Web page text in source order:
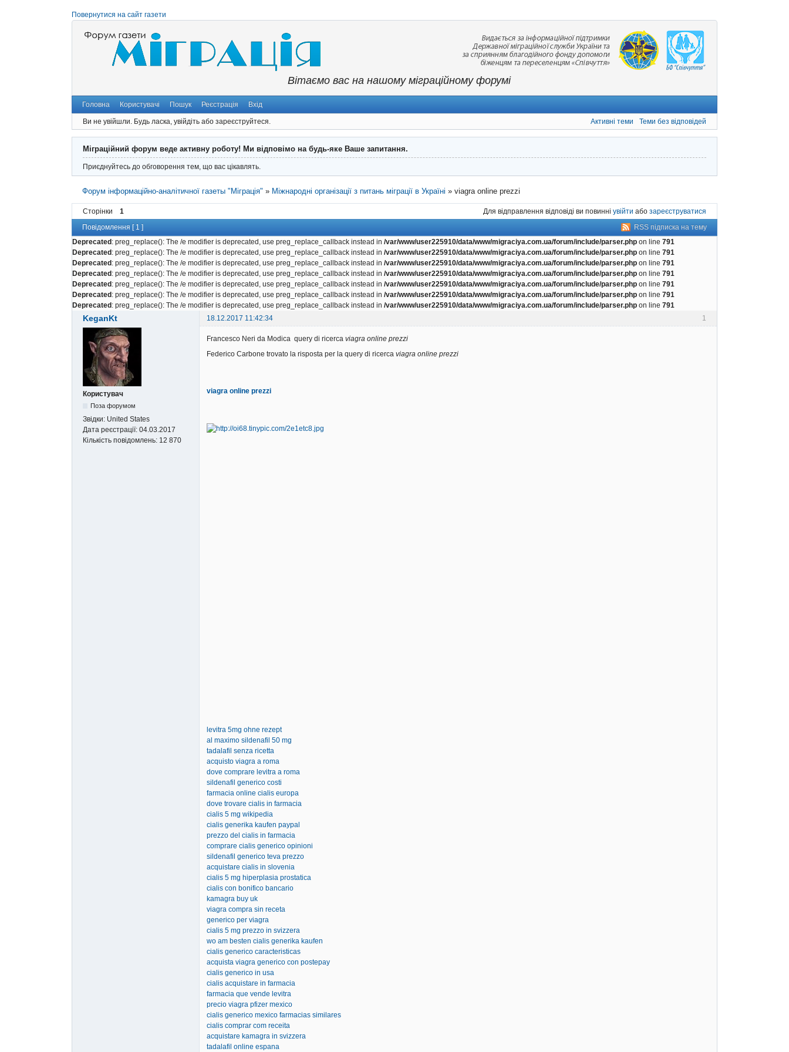
Повернутися на сайт газети
Вітаємо вас на нашому міграційному форумі
Головна Користувачі Пошук Реєстрація Вхід
Ви не увійшли. Будь ласка, увійдіть або зареєструйтеся. Активні теми Теми без відповідей
Міграційний форум веде активну роботу! Ми відповімо на будь-яке Ваше запитання.
Приєднуйтесь до обговорення тем, що вас цікавлять.
Форум інформаційно-аналітичної газеты "Міграція" » Міжнародні організації з питань міграції в Україні »viagra online prezzi
Сторінки 1 Для відправлення відповіді ви повинні увійти або зареєструватися
RSS підписка на тему
Повідомлення [ 1 ]
Deprecated: preg_replace(): The /e modifier is deprecated, use preg_replace_callback instead in /var/www/user225910/data/www/migraciya.com.ua/forum/include/parser.php on line 791
Deprecated: preg_replace(): The /e modifier is deprecated, use preg_replace_callback instead in /var/www/user225910/data/www/migraciya.com.ua/forum/include/parser.php on line 791
Deprecated: preg_replace(): The /e modifier is deprecated, use preg_replace_callback instead in /var/www/user225910/data/www/migraciya.com.ua/forum/include/parser.php on line 791
Deprecated: preg_replace(): The /e modifier is deprecated, use preg_replace_callback instead in /var/www/user225910/data/www/migraciya.com.ua/forum/include/parser.php on line 791
Deprecated: preg_replace(): The /e modifier is deprecated, use preg_replace_callback instead in /var/www/user225910/data/www/migraciya.com.ua/forum/include/parser.php on line 791
Deprecated: preg_replace(): The /e modifier is deprecated, use preg_replace_callback instead in /var/www/user225910/data/www/migraciya.com.ua/forum/include/parser.php on line 791
Deprecated: preg_replace(): The /e modifier is deprecated, use preg_replace_callback instead in /var/www/user225910/data/www/migraciya.com.ua/forum/include/parser.php on line 791
1
KeganKt 18.12.2017 11:42:34
Користувач
Поза форумом
Звідки: United States
Дата реєстрації: 04.03.2017
Кількість повідомлень: 12 870
Francesco Neri da Modica query di ricerca viagra online prezzi
Federico Carbone trovato la risposta per la query di ricerca viagra online prezzi
viagra online prezzi
levitra 5mg ohne rezept
al maximo sildenafil 50 mg
tadalafil senza ricetta
acquisto viagra a roma
dove comprare levitra a roma
sildenafil generico costi
farmacia online cialis europa
dove trovare cialis in farmacia
cialis 5 mg wikipedia
cialis generika kaufen paypal
prezzo del cialis in farmacia
comprare cialis generico opinioni
sildenafil generico teva prezzo
acquistare cialis in slovenia
cialis 5 mg hiperplasia prostatica
cialis con bonifico bancario
kamagra buy uk
viagra compra sin receta
generico per viagra
cialis 5 mg prezzo in svizzera
wo am besten cialis generika kaufen
cialis generico caracteristicas
acquista viagra generico con postepay
cialis generico in usa
cialis acquistare in farmacia
farmacia que vende levitra
precio viagra pfizer mexico
cialis generico mexico farmacias similares
cialis comprar com receita
acquistare kamagra in svizzera
tadalafil online espana